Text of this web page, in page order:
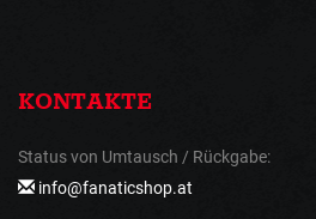
KONTAKTE
Status von Umtausch / Rückgabe:
info@fanaticshop.at